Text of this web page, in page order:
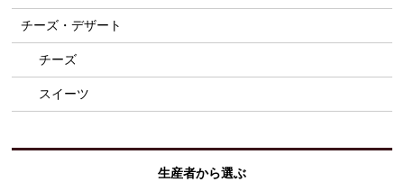
チーズ・デザート
チーズ
スイーツ
生産者から選ぶ